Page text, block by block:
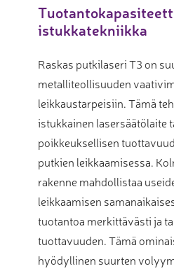
istukkatekniikka
Raskas putkilaseri T3 on
metalliteollisuuden
leikkaustarpeisiin. Tämä
istukkainen lasersäätölaite
poikkeuksellisen
putkien leikkaamisessa.
rakenne mahdollistaa
leikkaamisen
tuotantoa merkittävästi ja
tuottavuuden. Tämä
hyödyllinen suurten